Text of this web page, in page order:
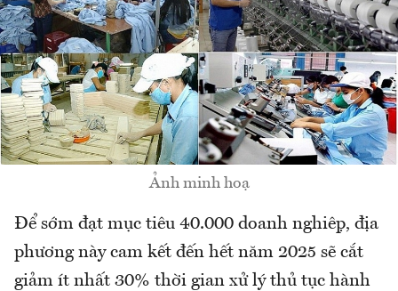
Ảnh minh hoạ
Để sớm đạt mục tiêu 40.000 doanh nghiệp, địa
phương này cam kết đến hết năm 2025 sẽ cắt
giảm ít nhất 30% thời gian xử lý thủ tục hành